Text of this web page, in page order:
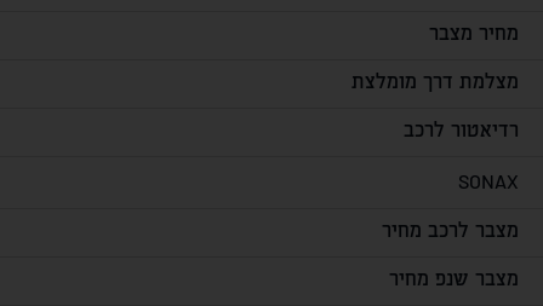
מחיר מצבר
מצלמת דרך מומלצת
רדיאטור לרכב
SONAX
מצבר לרכב מחיר
מצבר שנפ מחיר